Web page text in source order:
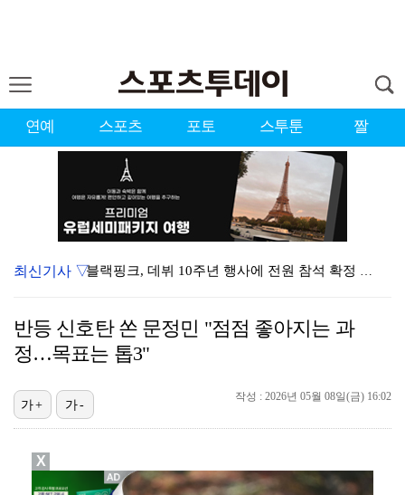
연예 스포츠 포토 스투툰 짤
블랙핑크, 데뷔 10주년 행사에 전원 참석 확정 [공식…
'서준맘' 박세미, 열애 중 최초 고백 "1살 연하…연…
[ST포토] 박현경, 오전조는 힘들어
시애틀 투수 스파이어, 빈볼 던져 벤치 클리어링 유발 …
최신기사 ▽
반등 신호탄 쏜 문정민 "점점 좋아지는 과
정…목표는 톱3"
작성 : 2026년 05월 08일(금) 16:02
가+ 가-
X